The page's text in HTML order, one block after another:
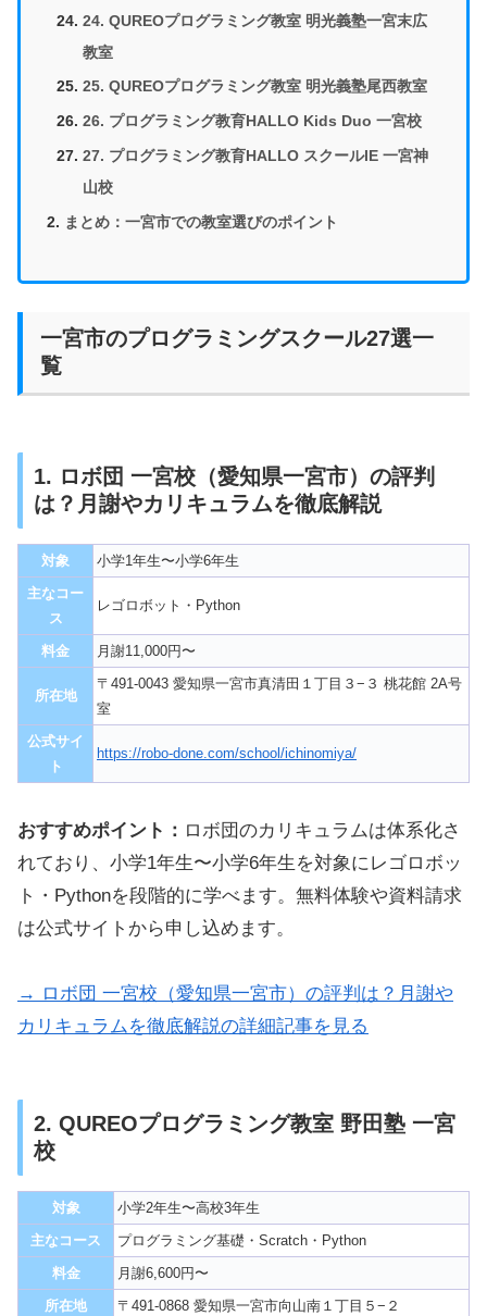
24. QUREOプログラミング教室 明光義塾一宮末広
教室
25. QUREOプログラミング教室 明光義塾尾西教室
26. プログラミング教育HALLO Kids Duo 一宮校
27. プログラミング教育HALLO スクールIE 一宮神
山校
まとめ：一宮市での教室選びのポイント
一宮市のプログラミングスクール27選一
覧
1. ロボ団 一宮校（愛知県一宮市）の評判
は？月謝やカリキュラムを徹底解説
対象
小学1年生〜小学6年生
主なコー
ス
レゴロボット・Python
料金 月謝11,000円〜
所在地
〒491-0043 愛知県一宮市真清田１丁目３−３ 桃花館 2A号
室
公式サイ
ト
https://robo-done.com/school/ichinomiya/
おすすめポイント： ロボ団のカリキュラムは体系化さ
れており、小学1年生〜小学6年生を対象にレゴロボッ
ト・Pythonを段階的に学べます。無料体験や資料請求
は公式サイトから申し込めます。
→ ロボ団 一宮校（愛知県一宮市）の評判は？月謝や
カリキュラムを徹底解説の詳細記事を見る
2. QUREOプログラミング教室 野田塾 一宮
校
対象
小学2年生〜高校3年生
主なコース
プログラミング基礎・Scratch・Python
料金
月謝6,600円〜
所在地
〒491-0868 愛知県一宮市向山南１丁目５−２